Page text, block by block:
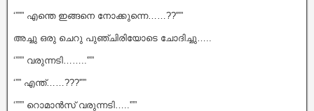
‘””” എന്തെ ഇങ്ങനെ നോക്കുന്നെ……??'””
അച്ചു ഒരു ചെറു പുഞ്ചിരിയോടെ ചോദിച്ചു…..
‘””” വരുന്നടി……..'””
‘”” എന്ത്……???'””
‘””” റൊമാൻസ് വരുന്നടി…..'””